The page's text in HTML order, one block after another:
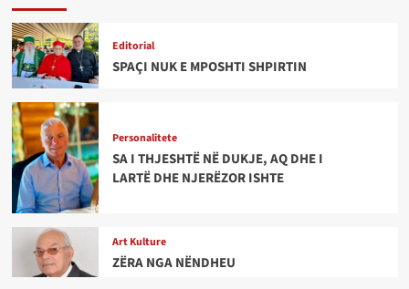
Editorial
SPAÇI NUK E MPOSHTI SHPIRTIN
Personalitete
SA I THJESHTË NË DUKJE, AQ DHE I
LARTË DHE NJERËZOR ISHTE
Art Kulture
ZËRA NGA NËNDHEU